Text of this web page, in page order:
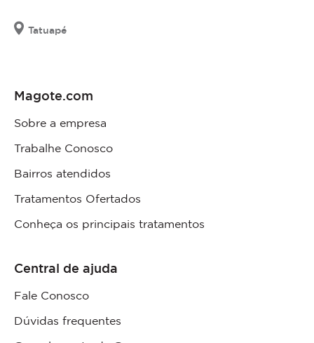
Tatuapé
Magote.com
Sobre a empresa
Trabalhe Conosco
Bairros atendidos
Tratamentos Ofertados
Conheça os principais tratamentos
Central de ajuda
Fale Conosco
Dúvidas frequentes